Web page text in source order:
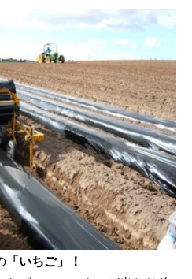
「いちご」！